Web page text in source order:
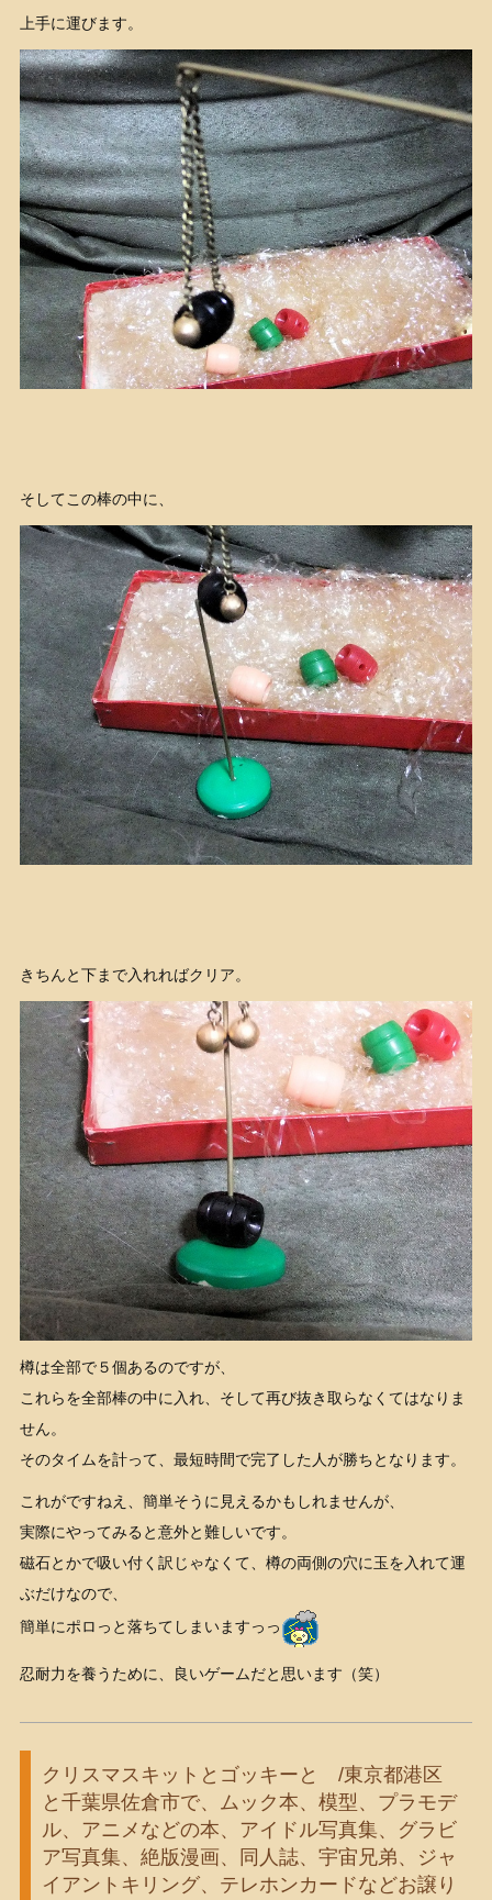
上手に運びます。
そしてこの棒の中に、
きちんと下まで入れればクリア。
樽は全部で５個あるのですが、
これらを全部棒の中に入れ、そして再び抜き取らなくてはなりま
せん。
そのタイムを計って、最短時間で完了した人が勝ちとなります。
これがですねえ、簡単そうに見えるかもしれませんが、
実際にやってみると意外と難しいです。
磁石とかで吸い付く訳じゃなくて、樽の両側の穴に玉を入れて運
ぶだけなので、
簡単にポロっと落ちてしまいますっっ
忍耐力を養うために、良いゲームだと思います（笑）
クリスマスキットとゴッキーと /東京都港区
と千葉県佐倉市で、ムック本、模型、プラモデ
ル、アニメなどの本、アイドル写真集、グラビ
ア写真集、絶版漫画、同人誌、宇宙兄弟、ジャ
イアントキリング、テレホンカードなどお譲り